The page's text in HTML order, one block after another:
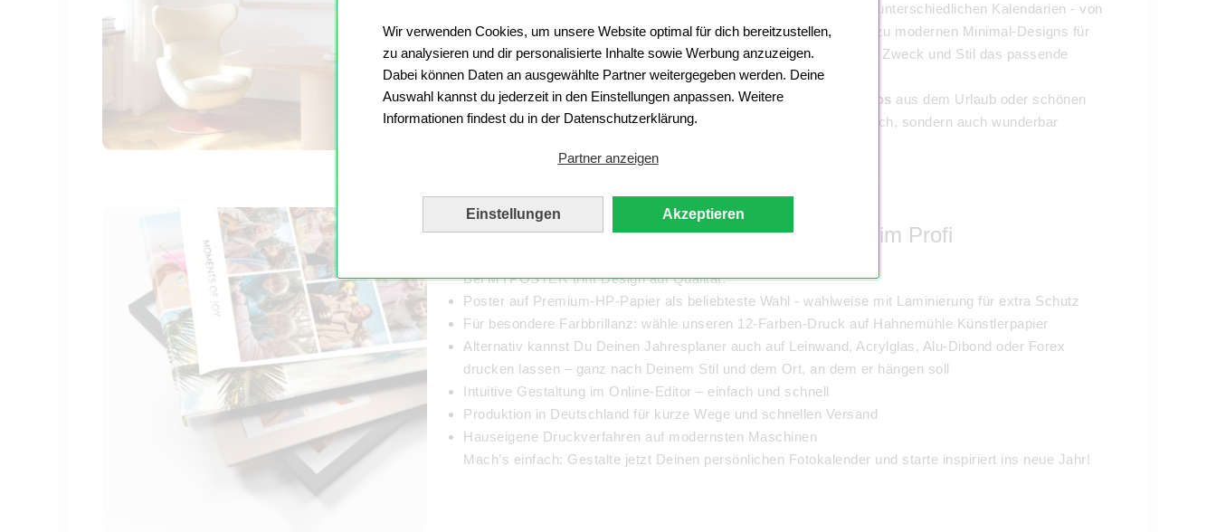
Wir verwenden Cookies, um unsere Website optimal für dich bereitzustellen,
zu analysieren und dir personalisierte Inhalte sowie Werbung anzuzeigen.
Dabei können Daten an ausgewählte Partner weitergegeben werden. Deine
Auswahl kannst du jederzeit in den Einstellungen anpassen. Weitere
Informationen findest du in der Datenschutzerklärung.
Partner anzeigen
Einstellungen Akzeptieren
mit unterschiedlichen Kalendarien - von
klaren Linien für das Büro über verspielte Familienlayouts bis hin zu modernen Minimal-Designs für
besondere Akzente in Deinem Wohnraum. So findest Du für jeden Zweck und Stil das passende
Format.
Tipp: Kombiniere Deinen Jahreskalender mitinspirierenden Fotos aus dem Urlaub oder schönen
gemeinsamen Momenten. So wird Dein Kalender nicht nur praktisch, sondern auch wunderbar
Personalisierte Jahreskalender gestalten beim Profi
Bei MYPOSTER trifft Design auf Qualität:
Poster auf Premium-HP-Papier als beliebteste Wahl - wahlweise mit Laminierung für extra Schutz
Für besondere Farbbrillanz: wähle unseren 12-Farben-Druck auf Hahnemühle Künstlerpapier
Alternativ kannst Du Deinen Jahresplaner auch auf Leinwand, Acrylglas, Alu-Dibond oder Forex
drucken lassen – ganz nach Deinem Stil und dem Ort, an dem er hängen soll
Intuitive Gestaltung im Online-Editor – einfach und schnell
Produktion in Deutschland für kurze Wege und schnellen Versand
Hauseigene Druckverfahren auf modernsten Maschinen
Mach’s einfach: Gestalte jetzt Deinen persönlichen Fotokalender und starte inspiriert ins neue Jahr!